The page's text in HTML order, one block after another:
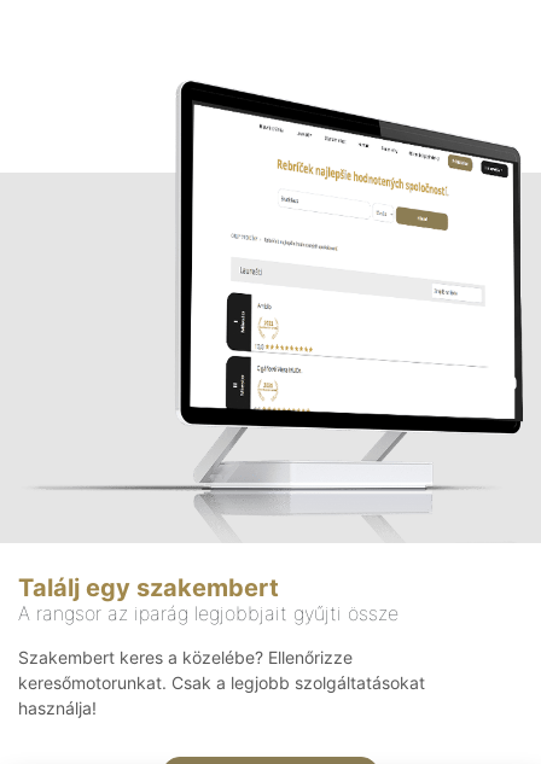
Találj egy szakembert
A rangsor az iparág legjobbjait gyűjti össze
Szakembert keres a közelébe? Ellenőrizze
keresőmotorunkat. Csak a legjobb szolgáltatásokat
használja!